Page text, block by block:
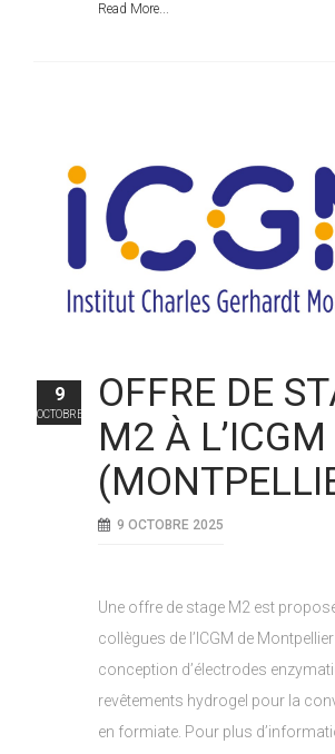
Read More...
OFFRE DE
M2 À L’ICGM
9 OCTOBRE 2025
Une offre de stage M2 est
collègues de l’ICGM de
conception d’électrodes
revêtements hydrogel pour la
en formiate. Pour plus
9
OCTOBRE